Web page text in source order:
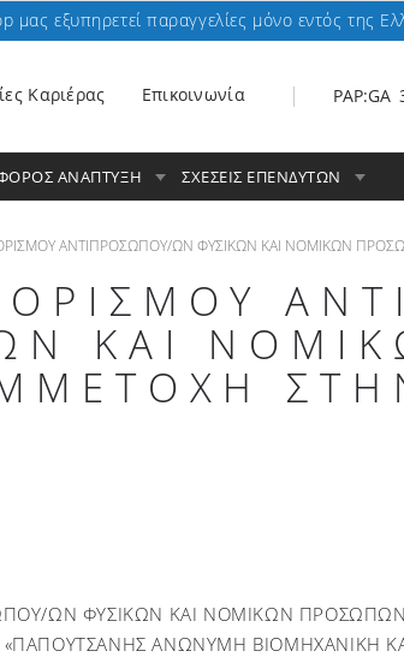
εξυπηρετεί παραγγελίες μόνο εντός της
PAP:GA
Καριέρας Επικοινωνία
ΑΝΑΠΤΥΞΗ ΣΧΕΣΕΙΣ ΕΠΕΝΔΥΤΩΝ
ΑΝΤΙΠΡΟΣΩΠΟΥ/ΩΝ ΦΥΣΙΚΩΝ ΚΑΙ ΝΟΜΙΚΩΝ
ΚΑΙ
ΩΝ ΦΥΣΙΚΩΝ ΚΑΙ ΝΟΜΙΚΩΝ
ΑΝΩΝΥΜΗ ΒΙΟΜΗΧΑΝΙΚΗ